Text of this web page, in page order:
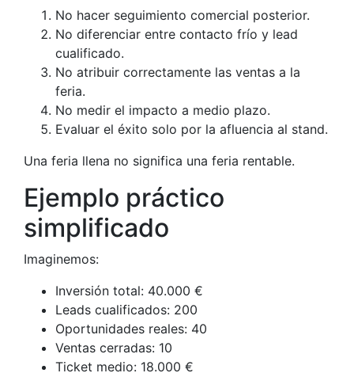
No hacer seguimiento comercial posterior.
No diferenciar entre contacto frío y lead
cualificado.
No atribuir correctamente las ventas a la
feria.
No medir el impacto a medio plazo.
Evaluar el éxito solo por la afluencia al stand.
Una feria llena no significa una feria rentable.
Ejemplo práctico
simplificado
Imaginemos:
Inversión total: 40.000 €
Leads cualificados: 200
Oportunidades reales: 40
Ventas cerradas: 10
Ticket medio: 18.000 €